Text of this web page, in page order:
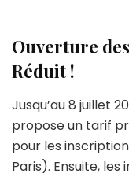
Ouverture
Réduit !
Jusqu’au 8 juillet
propose un tarif
pour les
Paris). Ensuite,